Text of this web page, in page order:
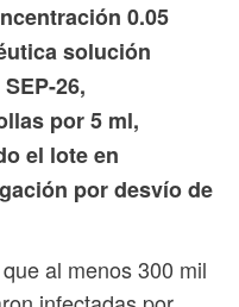
0.05
solución
26,
por 5 ml,
el lote en
por desvío de
al menos 300 mil